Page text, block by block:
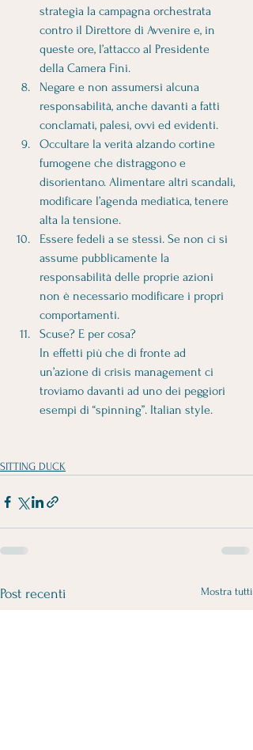
strategia la campagna orchestrata
contro il Direttore di Avvenire e, in
queste ore, l’attacco al Presidente
della Camera Fini.
Negare e non assumersi alcuna
responsabilità, anche davanti a fatti
conclamati, palesi, ovvi ed evidenti.
Occultare la verità alzando cortine
fumogene che distraggono e
disorientano. Alimentare altri scandali,
modificare l’agenda mediatica, tenere
alta la tensione.
Essere fedeli a se stessi. Se non ci si
assume pubblicamente la
responsabilità delle proprie azioni
non è necessario modificare i propri
comportamenti.
Scuse? E per cosa?
In effetti più che di fronte ad
un’azione di crisis management ci
troviamo davanti ad uno dei peggiori
esempi di “spinning”. Italian style.
SITTING DUCK
Post recenti Mostra tutti